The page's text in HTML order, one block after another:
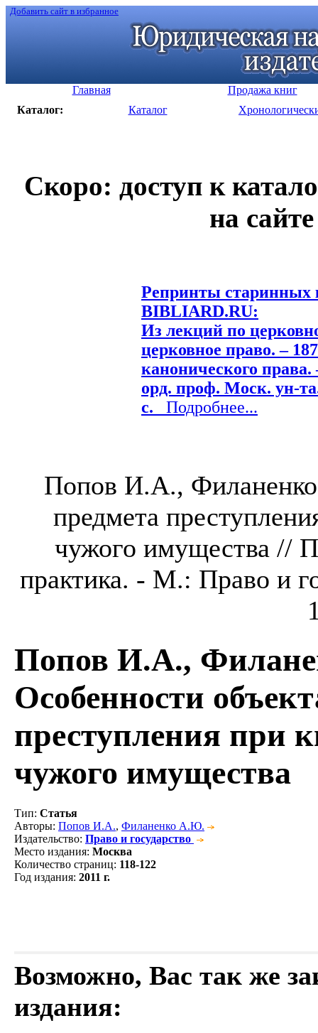
Добавить сайт в избранное
Главная
Продажа книг
Каталог:
Каталог
Скоро: доступ к
на
Репринты старинных
BIBLIARD.RU:
Из лекций по
церковное право. –
канонического
орд. проф. Моск. ун-
с. Подробнее...
Попов И.А.,
предмета
чужого имущества //
практика. - М.: Право и
Попов И.А.,
Особенности
преступления при
чужого имущества
Тип: Статья
Авторы: Попов И.А., Филаненко А.Ю.
Издательство: Право и государство
Место издания: Москва
Количество страниц: 118-122
Год издания: 2011 г.
Возможно, Вас так же
издания: